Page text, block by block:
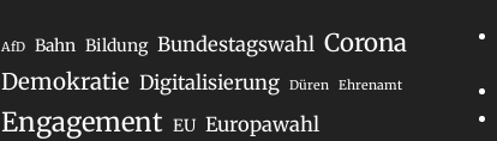
AfD Bahn Bildung Bundestagswahl Corona
Demokratie Digitalisierung Düren Ehrenamt
Engagement EU Europawahl